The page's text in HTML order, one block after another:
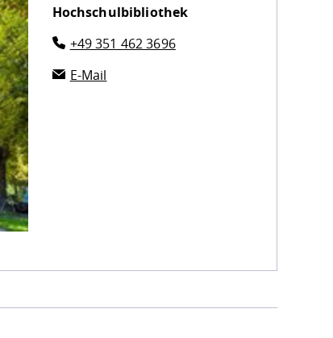
Hochschulbibliothek
+49 351 462 3696
E-Mail